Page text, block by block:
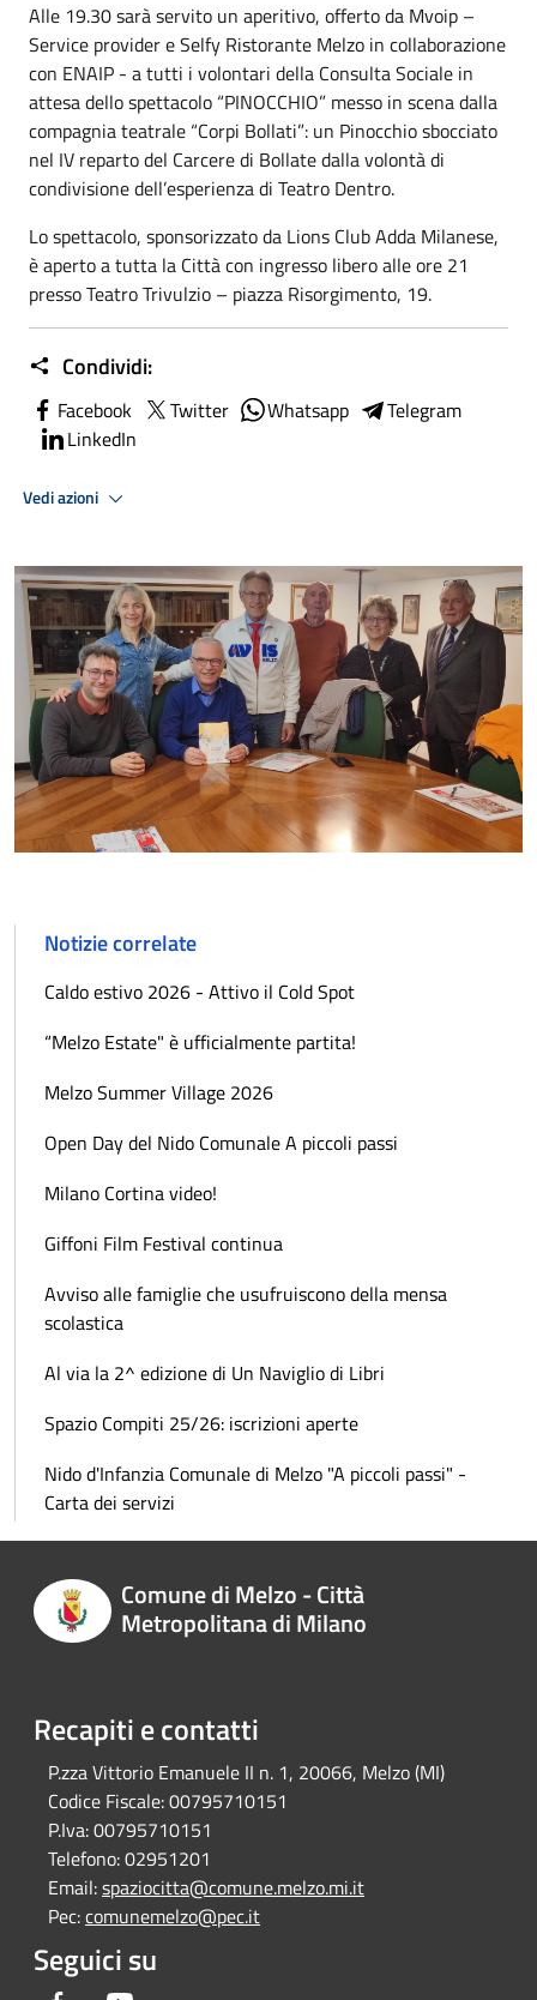
Alle 19.30 sarà servito un aperitivo, offerto da Mvoip –
Service provider e Selfy Ristorante Melzo in collaborazione
con ENAIP - a tutti i volontari della Consulta Sociale in
attesa dello spettacolo “PINOCCHIO” messo in scena dalla
compagnia teatrale “Corpi Bollati”: un Pinocchio sbocciato
nel IV reparto del Carcere di Bollate dalla volontà di
condivisione dell’esperienza di Teatro Dentro.
Lo spettacolo, sponsorizzato da Lions Club Adda Milanese,
è aperto a tutta la Città con ingresso libero alle ore 21
presso Teatro Trivulzio – piazza Risorgimento, 19.
Condividi:
Facebook Twitter Whatsapp
Telegram
LinkedIn
Vedi azioni
Notizie correlate
Caldo estivo 2026 - Attivo il Cold Spot
“Melzo Estate" è ufficialmente partita!
Melzo Summer Village 2026
Open Day del Nido Comunale A piccoli passi
Milano Cortina video!
Giffoni Film Festival continua
Avviso alle famiglie che usufruiscono della mensa
scolastica
Al via la 2^ edizione di Un Naviglio di Libri
Spazio Compiti 25/26: iscrizioni aperte
Nido d'Infanzia Comunale di Melzo "A piccoli passi" -
Carta dei servizi
Comune di Melzo - Città
Metropolitana di Milano
Recapiti e contatti
P.zza Vittorio Emanuele II n. 1, 20066, Melzo (MI)
Codice Fiscale:00795710151
P.Iva:00795710151
Telefono:02951201
Email:spaziocitta@comune.melzo.mi.it
Pec:comunemelzo@pec.it
Seguici su